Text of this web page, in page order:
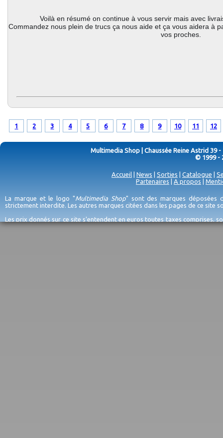
Commandez nous plein de trucs ça nous aide et ça vous aidera à
vos proches.
1 2 3 4 5 6 7 8 9 10 11 12
Multimedia Shop | Chaussée Reine Astrid 39 -
© 1999 -
Accueil News Sorties Catalogue
Partenaires
A propos
La marque et le logo "Multimedia Shop" sont des marques déposées
strictement interdite. Les autres marques citées dans les pages de ce site
Les prix donnés sur ce site s'entendent en euros toutes taxes comprises,
erreurs d'encodage, et sauf épuisement du stock et/ou impossibilité de